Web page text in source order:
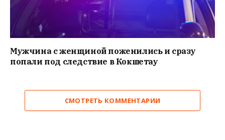
Мужчина с женщиной поженились и сразу
попали под следствие в Кокшетау
СМОТРЕТЬ КОММЕНТАРИИ